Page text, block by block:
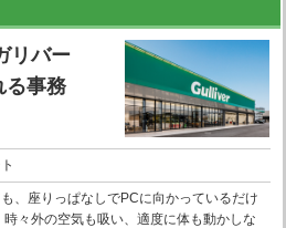
リバー
る事務
も、座りっぱなしでPCに向かっているだけ
々外の空気も吸い、適度に体も動かしな